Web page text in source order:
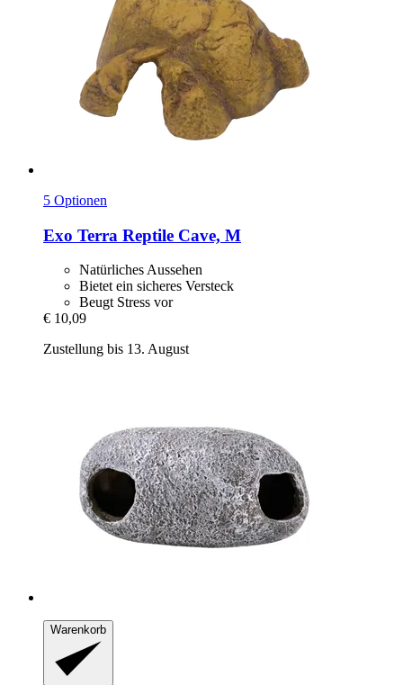
5 Optionen
Exo Terra Reptile Cave, M
Natürliches Aussehen
Bietet ein sicheres Versteck
Beugt Stress vor
€ 10,09
Zustellung bis 13. August
Warenkorb